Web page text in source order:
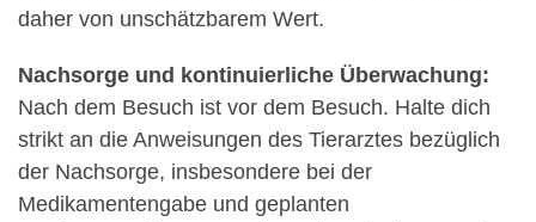
daher von unschätzbarem Wert.
Nachsorge und kontinuierliche Überwachung:
Nach dem Besuch ist vor dem Besuch. Halte dich
strikt an die Anweisungen des Tierarztes bezüglich
der Nachsorge, insbesondere bei der
Medikamentengabe und geplanten